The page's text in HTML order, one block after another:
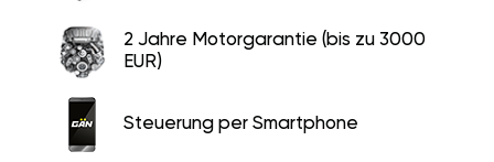
2 Jahre Motorgarantie (bis zu 3000
EUR)
Steuerung per Smartphone